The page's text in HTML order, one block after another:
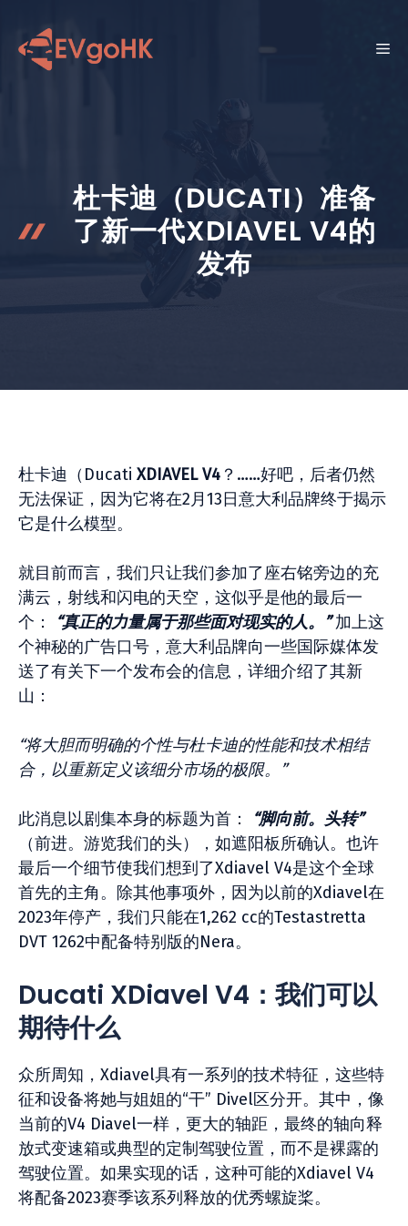
菜
杜卡迪（DUCATI）准备
了新一代XDIAVEL V4的
发布
杜卡迪（Ducati XDIAVEL V4 ？……好吧，后者仍然
无法保证，因为它将在2月13日意大利品牌终于揭示
它是什么模型。
就目前而言，我们只让我们参加了座右铭旁边的充
满云，射线和闪电的天空，这似乎是他的最后一
个：
“真正的力量属于那些面对现实的人。”加上这
个神秘的广告口号，意大利品牌向一些国际媒体发
送了有关下一个发布会的信息，详细介绍了其新
山：
“将大胆而明确的个性与杜卡迪的性能和技术相结
合，以重新定义该细分市场的极限。”
此消息以剧集本身的标题为首：
“脚向前。头转”
（前进。游览我们的头），如遮阳板所确认。也许
最后一个细节使我们想到了Xdiavel V4是这个全球
首先的主角。除其他事项外，因为以前的Xdiavel在
2023年停产，我们只能在1,262 cc的Testastretta
DVT 1262中配备特别版的Nera。
Ducati XDiavel V4：我们可以
期待什么
众所周知，Xdiavel具有一系列的技术特征，这些特
征和设备将她与姐姐的“干” Divel区分开。其中，像
当前的V4 Diavel一样，更大的轴距，最终的轴向释
放式变速箱或典型的定制驾驶位置，而不是裸露的
驾驶位置。如果实现的话，这种可能的Xdiavel V4
将配备2023赛季该系列释放的优秀螺旋桨。